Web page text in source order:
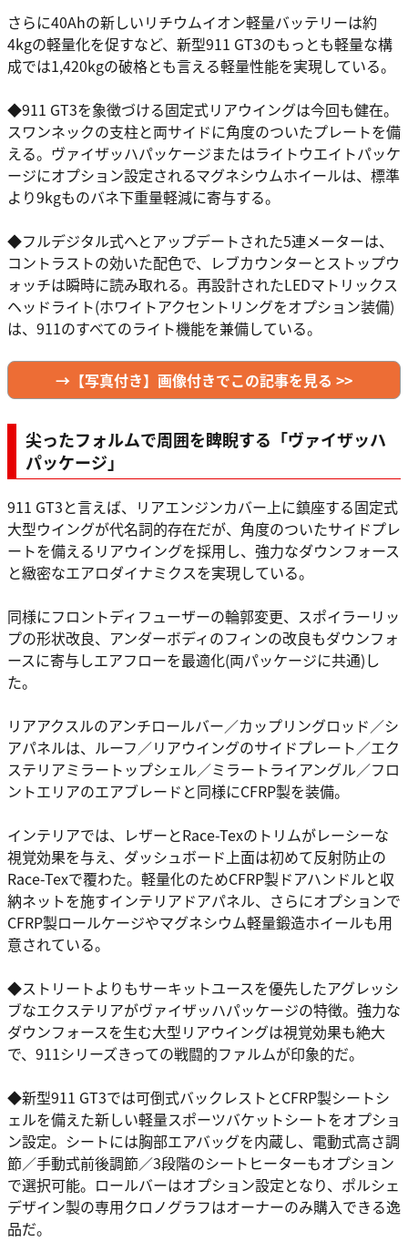
さらに40Ahの新しいリチウムイオン軽量バッテリーは約
4kgの軽量化を促すなど、新型911 GT3のもっとも軽量な構
成では1,420kgの破格とも言える軽量性能を実現している。
◆911 GT3を象徴づける固定式リアウイングは今回も健在。
スワンネックの支柱と両サイドに角度のついたプレートを備
える。ヴァイザッハパッケージまたはライトウエイトパッケ
ージにオプション設定されるマグネシウムホイールは、標準
より9kgものバネ下重量軽減に寄与する。
◆フルデジタル式へとアップデートされた5連メーターは、
コントラストの効いた配色で、レブカウンターとストップウ
ォッチは瞬時に読み取れる。再設計されたLEDマトリックス
ヘッドライト(ホワイトアクセントリングをオプション装備)
は、911のすべてのライト機能を兼備している。
→【写真付き】画像付きでこの記事を見る >>
尖ったフォルムで周囲を睥睨する「ヴァイザッハ
パッケージ」
911 GT3と言えば、リアエンジンカバー上に鎮座する固定式
大型ウイングが代名詞的存在だが、角度のついたサイドプレ
ートを備えるリアウイングを採用し、強力なダウンフォース
と緻密なエアロダイナミクスを実現している。
同様にフロントディフューザーの輪郭変更、スポイラーリッ
プの形状改良、アンダーボディのフィンの改良もダウンフォ
ースに寄与しエアフローを最適化(両パッケージに共通)し
た。
リアアクスルのアンチロールバー／カップリングロッド／シ
アパネルは、ルーフ／リアウイングのサイドプレート／エク
ステリアミラートップシェル／ミラートライアングル／フロ
ントエリアのエアブレードと同様にCFRP製を装備。
インテリアでは、レザーとRace-Texのトリムがレーシーな
視覚効果を与え、ダッシュボード上面は初めて反射防止の
Race-Texで覆わた。軽量化のためCFRP製ドアハンドルと収
納ネットを施すインテリアドアパネル、さらにオプションで
CFRP製ロールケージやマグネシウム軽量鍛造ホイールも用
意されている。
◆ストリートよりもサーキットユースを優先したアグレッシ
ブなエクステリアがヴァイザッハパッケージの特徴。強力な
ダウンフォースを生む大型リアウイングは視覚効果も絶大
で、911シリーズきっての戦闘的ファルムが印象的だ。
◆新型911 GT3では可倒式バックレストとCFRP製シートシ
ェルを備えた新しい軽量スポーツバケットシートをオプショ
ン設定。シートには胸部エアバッグを内蔵し、電動式高さ調
節／手動式前後調節／3段階のシートヒーターもオプション
で選択可能。ロールバーはオプション設定となり、ポルシェ
デザイン製の専用クロノグラフはオーナーのみ購入できる逸
品だ。